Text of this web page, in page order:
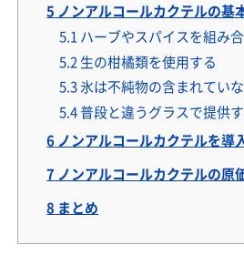
5 ノンアルコールカクテルの基
5.1 ハーブやスパイスを組み
5.2 生の柑橘類を使用する
5.3氷は不純物の含まれてい
5.4普段と違うグラスで提供
6 ノンアルコールカクテルを導
7 ノンアルコールカクテルの原
8 まとめ